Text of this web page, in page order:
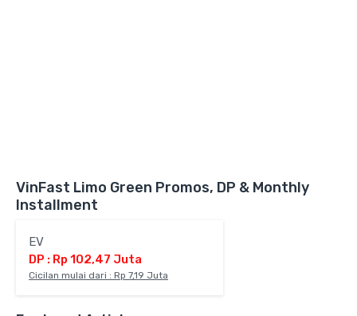
VinFast Limo Green Promos, DP & Monthly
Installment
EV
DP : Rp 102,47 Juta
Cicilan mulai dari : Rp 7,19 Juta